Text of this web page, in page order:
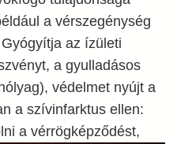
a vérszegénység
az ízületi
a gyulladásos
védelmet nyújt a
a szívinfarktus ellen:
a vérrögképződést,